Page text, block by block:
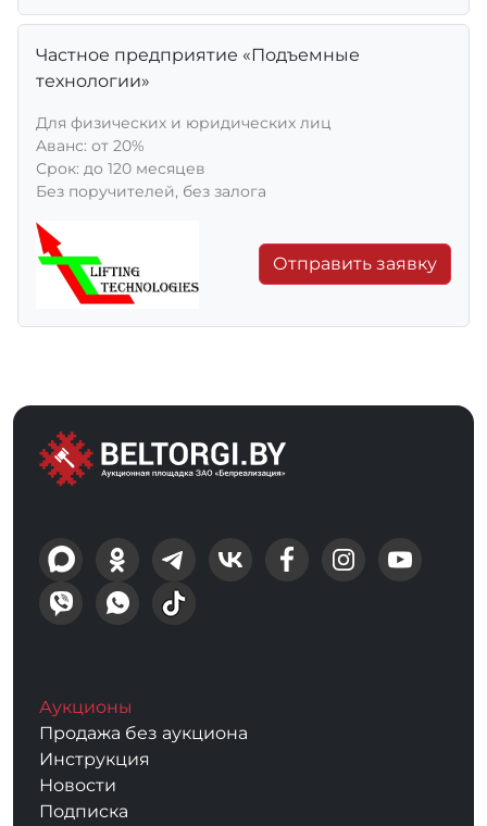
Частное предприятие «Подъемные
технологии»
Для физических и юридических лиц
Aванс: от 20%
Срок: до 120 месяцев
Без поручителей, без залога
Отправить заявку
Аукционы
Продажа без аукциона
Инструкция
Новости
Подписка